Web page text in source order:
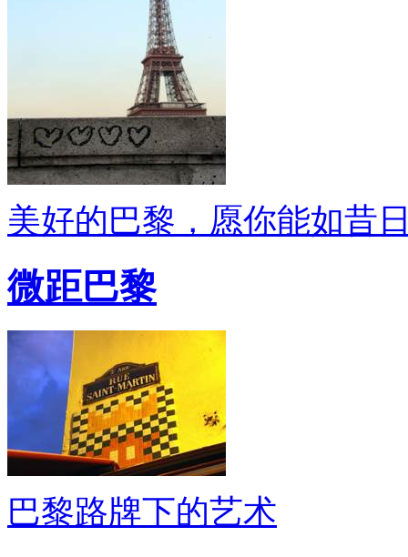
美好的巴黎，愿你能如昔
微距巴黎
巴黎路牌下的艺术